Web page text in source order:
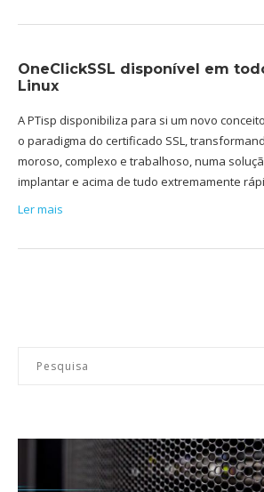
OneClickSSL disponível em
Linux
A PTisp disponibiliza para si um novo
o paradigma do certificado SSL,
moroso, complexo e trabalhoso, numa
implantar e acima de tudo extremamente
Ler mais